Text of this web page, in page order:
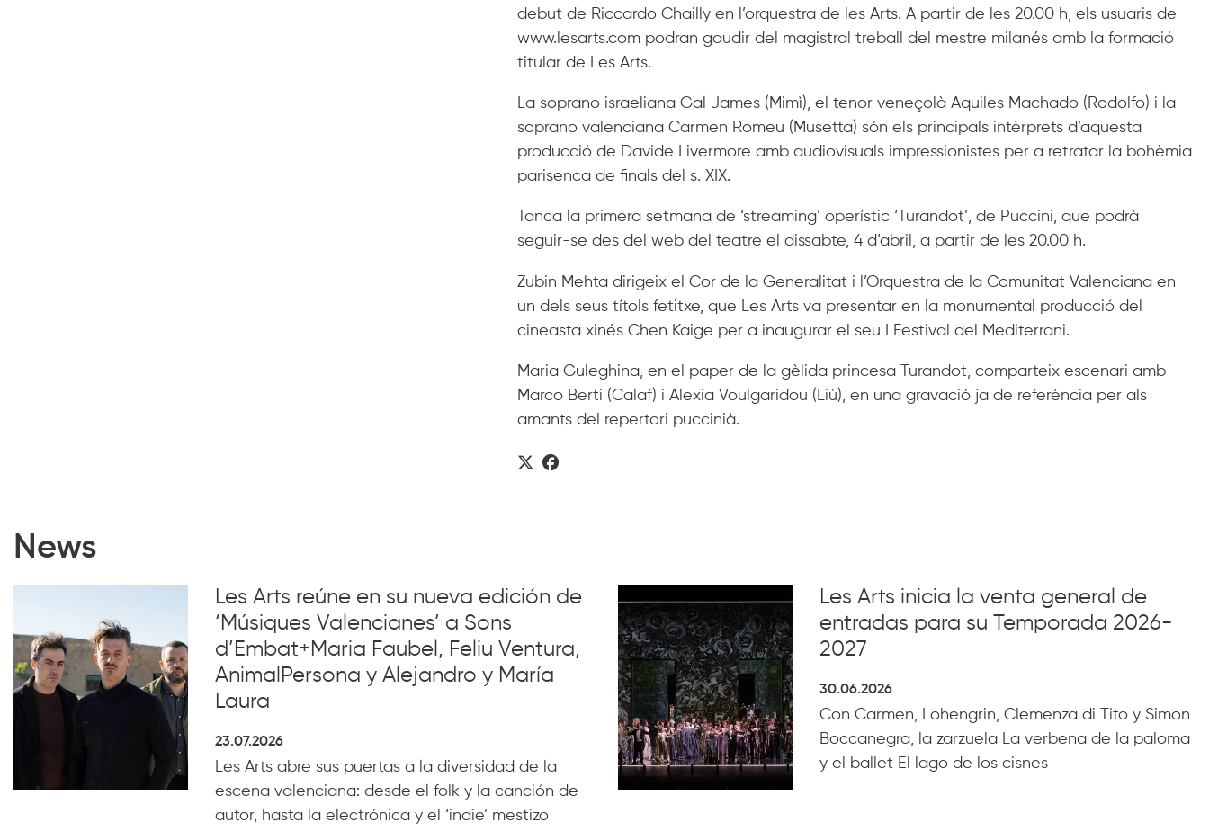
debut de Riccardo Chailly en l’orquestra de les Arts. A partir de les 20.00 h, els usuaris de
www.lesarts.com podran gaudir del magistral treball del mestre milanés amb la formació
titular de Les Arts.
La soprano israeliana Gal James (Mimì), el tenor veneçolà Aquiles Machado (Rodolfo) i la
soprano valenciana Carmen Romeu (Musetta) són els principals intèrprets d’aquesta
producció de Davide Livermore amb audiovisuals impressionistes per a retratar la bohèmia
parisenca de finals del s. XIX.
Tanca la primera setmana de ‘streaming’ operístic ‘Turandot’, de Puccini, que podrà
seguir-se des del web del teatre el dissabte, 4 d’abril, a partir de les 20.00 h.
Zubin Mehta dirigeix el Cor de la Generalitat i l’Orquestra de la Comunitat Valenciana en
un dels seus títols fetitxe, que Les Arts va presentar en la monumental producció del
cineasta xinés Chen Kaige per a inaugurar el seu I Festival del Mediterrani.
Maria Guleghina, en el paper de la gèlida princesa Turandot, comparteix escenari amb
Marco Berti (Calaf) i Alexia Voulgaridou (Liù), en una gravació ja de referència per als
amants del repertori puccinià.
News
Les Arts reúne en su nueva edición de
‘Músiques Valencianes’ a Sons
d’Embat+Maria Faubel, Feliu Ventura,
AnimalPersona y Alejandro y María
Laura
23.07.2026
Les Arts abre sus puertas a la diversidad de la
escena valenciana: desde el folk y la canción de
autor, hasta la electrónica y el ‘indie’ mestizo
Les Arts inicia la venta general de
entradas para su Temporada 2026-
2027
30.06.2026
Con Carmen, Lohengrin, Clemenza di Tito y Simon
Boccanegra, la zarzuela La verbena de la paloma
y el ballet El lago de los cisnes